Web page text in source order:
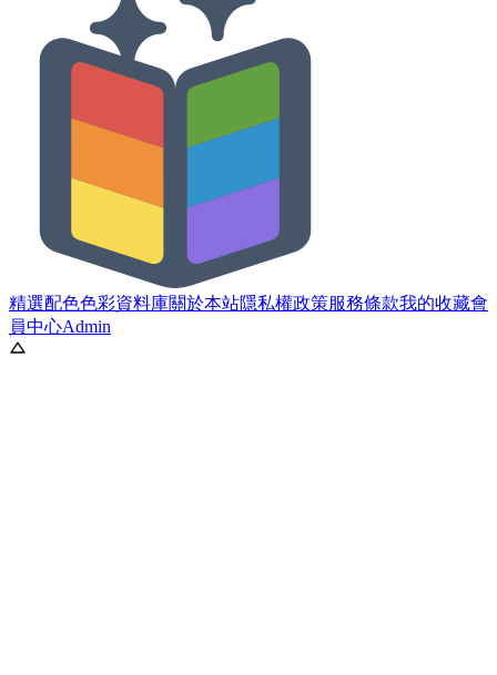
精選配色色彩資料庫關於本站隱私權政策服務條款我的收藏會
員中心Admin